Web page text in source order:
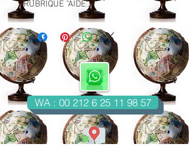
RUBRIQUE "AIDE".
WA : 00 212 6 25 11 98 57